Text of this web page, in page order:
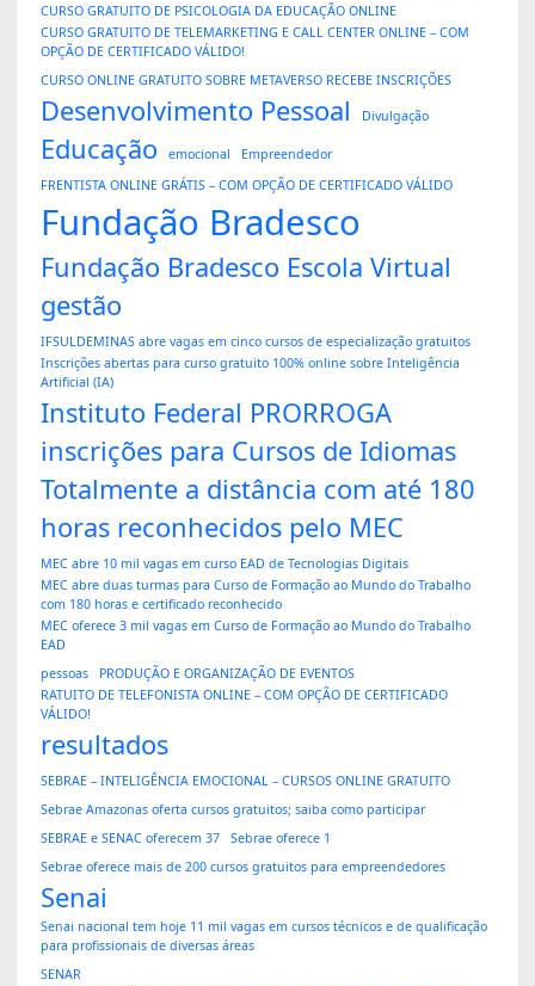
CURSO GRATUITO DE PSICOLOGIA DA EDUCAÇÃO ONLINE
CURSO GRATUITO DE TELEMARKETING E CALL CENTER ONLINE – COM
OPÇÃO DE CERTIFICADO VÁLIDO!
CURSO ONLINE GRATUITO SOBRE METAVERSO RECEBE INSCRIÇÕES
Desenvolvimento Pessoal Divulgação
Educação emocional
Empreendedor
FRENTISTA ONLINE GRÁTIS – COM OPÇÃO DE CERTIFICADO VÁLIDO
Fundação Bradesco
Fundação Bradesco Escola Virtual
gestão
IFSULDEMINAS abre vagas em cinco cursos de especialização gratuitos
Inscrições abertas para curso gratuito 100% online sobre Inteligência
Artificial (IA)
Instituto Federal PRORROGA
inscrições para Cursos de Idiomas
Totalmente a distância com até 180
horas reconhecidos pelo MEC
MEC abre 10 mil vagas em curso EAD de Tecnologias Digitais
MEC abre duas turmas para Curso de Formação ao Mundo do Trabalho
com 180 horas e certificado reconhecido
MEC oferece 3 mil vagas em Curso de Formação ao Mundo do Trabalho
EAD
pessoas
PRODUÇÃO E ORGANIZAÇÃO DE EVENTOS
RATUITO DE TELEFONISTA ONLINE – COM OPÇÃO DE CERTIFICADO
VÁLIDO!
resultados
SEBRAE – INTELIGÊNCIA EMOCIONAL – CURSOS ONLINE GRATUITO
Sebrae Amazonas oferta cursos gratuitos; saiba como participar
SEBRAE e SENAC oferecem 37
Sebrae oferece 1
Sebrae oferece mais de 200 cursos gratuitos para empreendedores
Senai
Senai nacional tem hoje 11 mil vagas em cursos técnicos e de qualificação
para profissionais de diversas áreas
SENAR